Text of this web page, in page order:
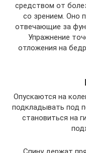
средством от
со зрением. Оно
отвечающие за
Упражнение
отложения на
Опускаются на
подкладывать под
становиться на